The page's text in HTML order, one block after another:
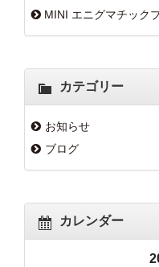
MINI エニグマチック
カテゴリー
お知らせ
ブログ
カレンダー